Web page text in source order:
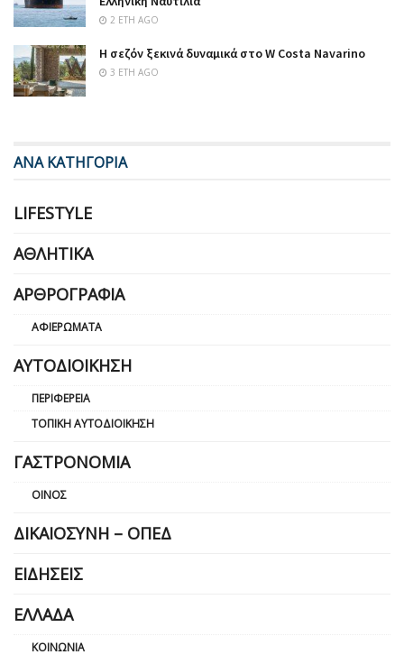
2 ΈΤΗ AGO
Η σεζόν ξεκινά δυναμικά στο W Costa Navarino
3 ΈΤΗ AGO
ΑΝΑ ΚΑΤΗΓΟΡΙΑ
LIFESTYLE
ΑΘΛΗΤΙΚΆ
ΑΡΘΡΟΓΡΑΦΊΑ
ΑΦΙΕΡΏΜΑΤΑ
ΑΥΤΟΔΙΟΊΚΗΣΗ
ΠΕΡΙΦΈΡΕΙΑ
ΤΟΠΙΚΉ ΑΥΤΟΔΙΟΊΚΗΣΗ
ΓΑΣΤΡΟΝΟΜΊΑ
ΟΊΝΟΣ
ΔΙΚΑΙΟΣΎΝΗ – ΟΠΕΔ
ΕΙΔΉΣΕΙΣ
ΕΛΛΆΔΑ
ΚΟΙΝΩΝΊΑ